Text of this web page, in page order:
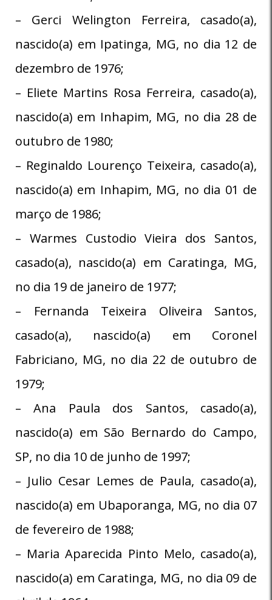
– Gerci Welington Ferreira, casado(a),
nascido(a) em Ipatinga, MG, no dia 12 de
dezembro de 1976;
– Eliete Martins Rosa Ferreira, casado(a),
nascido(a) em Inhapim, MG, no dia 28 de
outubro de 1980;
– Reginaldo Lourenço Teixeira, casado(a),
nascido(a) em Inhapim, MG, no dia 01 de
março de 1986;
– Warmes Custodio Vieira dos Santos,
casado(a), nascido(a) em Caratinga, MG,
no dia 19 de janeiro de 1977;
– Fernanda Teixeira Oliveira Santos,
casado(a), nascido(a) em Coronel
Fabriciano, MG, no dia 22 de outubro de
1979;
– Ana Paula dos Santos, casado(a),
nascido(a) em São Bernardo do Campo,
SP, no dia 10 de junho de 1997;
– Julio Cesar Lemes de Paula, casado(a),
nascido(a) em Ubaporanga, MG, no dia 07
de fevereiro de 1988;
– Maria Aparecida Pinto Melo, casado(a),
nascido(a) em Caratinga, MG, no dia 09 de